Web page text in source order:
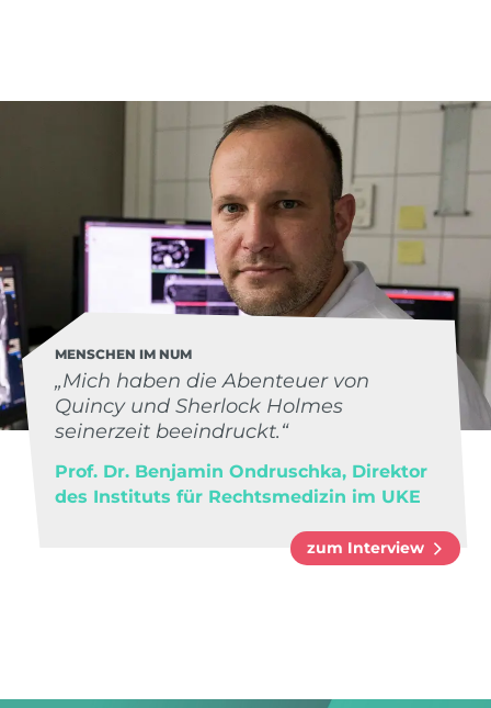
MENSCHEN IM NUM
„Mich haben die Abenteuer von
Quincy und Sherlock Holmes
seinerzeit beeindruckt.“
Prof. Dr. Benjamin Ondruschka, Direktor
des Instituts für Rechtsmedizin im UKE
zum Interview